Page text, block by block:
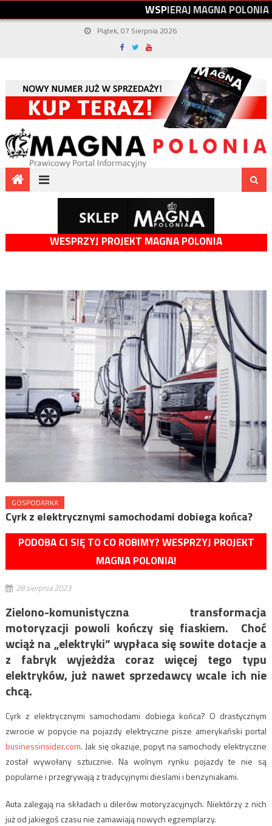
WSPIERAJMAGNAPOLONIA
Piątek, 07 Sierpnia 2026
WESPRZYJ PROJEKT MAGNA POLONIA
GOSPODARKA
Cyrk z elektrycznymi samochodami dobiega końca?
PODOBA CI SIĘ TO CO ROBIMY? WESPRZYJ PROJEKT
MAGNA POLONIA!
28 sierpnia 2023
Zielono-komunistyczna transformacja
motoryzacji powoli kończy się fiaskiem. Choć
wciąż na „elektryki” wypłaca się sowite dotacje a
z fabryk wyjeżdża coraz więcej tego typu
elektryków, już nawet sprzedawcy wcale ich nie
chcą.
Cyrk z elektrycznymi samochodami dobiega końca? O drastycznym
zwrocie w popycie na pojazdy elektryczne pisze amerykański portal
businessinsider.com. Jak się okazuje, popyt na samochody elektryczne
został wywołany sztucznie. Na wolnym rynku pojazdy te nie są
popularne i przegrywają z tradycyjnymi dieslami i benzyniakami.
Auta zalegają na składach u dilerów motoryzacyjnych. Niektórzy z nich
już od jakiegoś czasu nie zamawiają nowych egzemplarzy.